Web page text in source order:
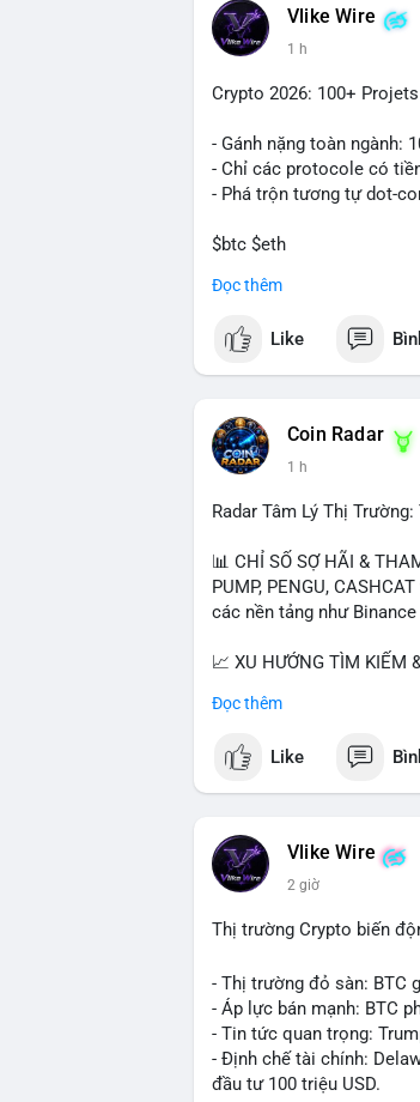
Vlike Wire
1 h
Crypto 2026: 100+
- Gánh nặng toàn ngành:
- Chỉ các protocole có
- Phá trộn tương tự dot-
$btc $eth
#vlikevn
📰 Nguồn: CoinDesk
Đọc thêm
Like
Coin Radar
1 h
Radar Tâm Lý Thị
📊 CHỈ SỐ SỢ HÃI &
PUMP, PENGU,
các nền tảng như Binance
📈 XU HƯỚNG TÌM KIẾM
đề hấp dẫn. Bàn tán về
💬 DÒNG CHẢY TIN
ngồi ăn ở khách sạn 5*"
💡 NHẬN ĐỊNH &
xu hướng memecoin và
nhân.
📊 Nguồn: Radar Tâm Lý
Đọc thêm
Like
Vlike Wire
2 giờ
Thị trường Crypto biến
- Thị trường đỏ sàn: BTC
- Áp lực bán mạnh: BTC
- Tin tức quan trọng:
- Định chế tài chính:
đầu tư 100 triệu USD.